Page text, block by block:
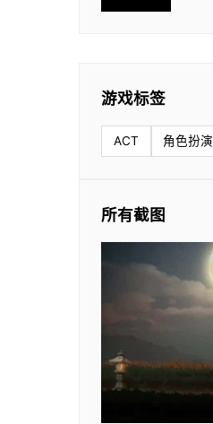
游戏标签
ACT 角色扮演
所有截图